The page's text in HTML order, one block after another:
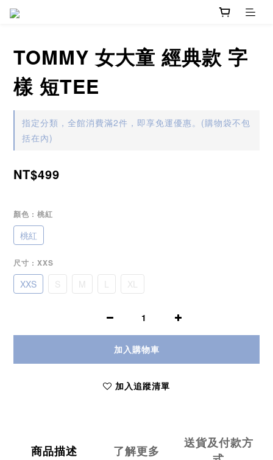
TOMMY 女大童 經典款 字
樣 短TEE
指定分類，全館消費滿2件，即享免運優惠。(購物袋不包
括在內)
NT$499
顏色 : 桃紅
桃紅
尺寸 : XXS
XXS S M L XL
加入購物車
加入追蹤清單
商品描述 了解更多
送貨及付款方